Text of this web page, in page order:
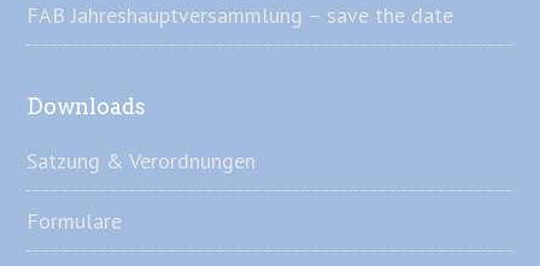
FAB Jahreshauptversammlung – save the date
Downloads
Satzung & Verordnungen
Formulare